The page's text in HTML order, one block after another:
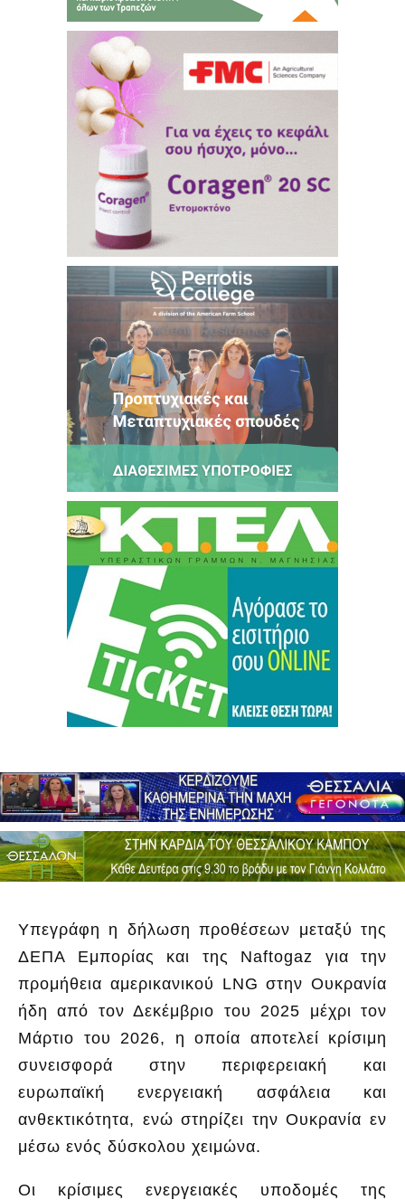
Υπεγράφη η δήλωση προθέσεων μεταξύ της
ΔΕΠΑ Εμπορίας και της Naftogaz για την
προμήθεια αμερικανικού LNG στην Ουκρανία
ήδη από τον Δεκέμβριο του 2025 μέχρι τον
Μάρτιο του 2026, η οποία αποτελεί κρίσιμη
συνεισφορά στην περιφερειακή και
ευρωπαϊκή ενεργειακή ασφάλεια και
ανθεκτικότητα, ενώ στηρίζει την Ουκρανία εν
μέσω ενός δύσκολου χειμώνα.
Οι κρίσιμες ενεργειακές υποδομές της